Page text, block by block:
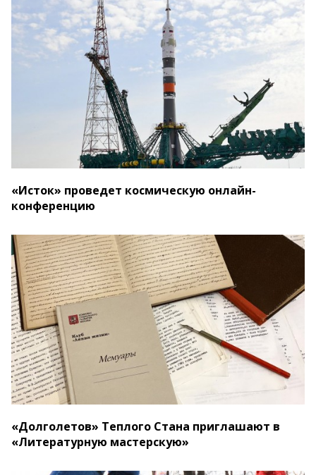
«Исток» проведет космическую онлайн-
конференцию
«Долголетов» Теплого Стана приглашают в
«Литературную мастерскую»